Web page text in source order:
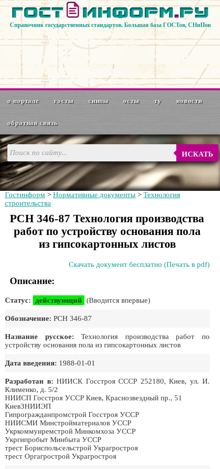
Справочник государственных стандартов. Большая база ГОСТов, СНиПов
о портале госты снипы осты ту новости
обратная связь
ИСКАТЬ
Гостинформ > Нормативные документы > Технология
строительства
РСН 346-87 Технология производства
работ по устройству основания пола
из гипсокартонных листов
Скачать документ бесплатно (Печать в pdf)
Описание:
Статус: действующий (Вводится впервые)
Обозначение: РСН 346-87
Название русское: Технология производства работ по
устройству основания пола из гипсокартонных листов
Дата введения: 1988-01-01
Разработан в: НИИСК Госстроя СССР 252180, Киев, ул. И.
Клименко, д. 5/2
НИИСП Госстроя УССР Киев, Краснозвездный пр., 51
КиевЗНИИЭП
Гипрогражданпромстрой Госстроя УССР
НИИСМИ Минстройматериалов УССР
Укркоммунремстрой Минкомхоза УССР
Укргипробыт Минбыта УССР
трест Бориспольсельстрой Украгростроя
трест Оргагрострой Украгростроя